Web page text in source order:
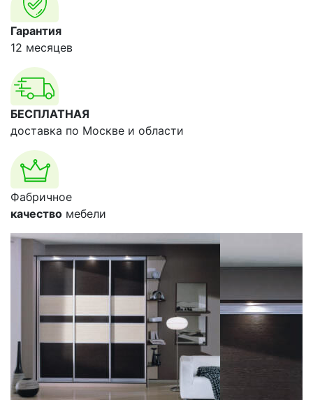
Гарантия
12 месяцев
БЕСПЛАТНАЯ
доставка по Москве и области
Фабричное
качество мебели